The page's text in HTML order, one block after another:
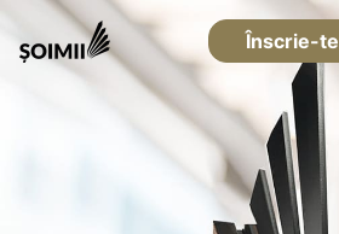
Înscrie-te